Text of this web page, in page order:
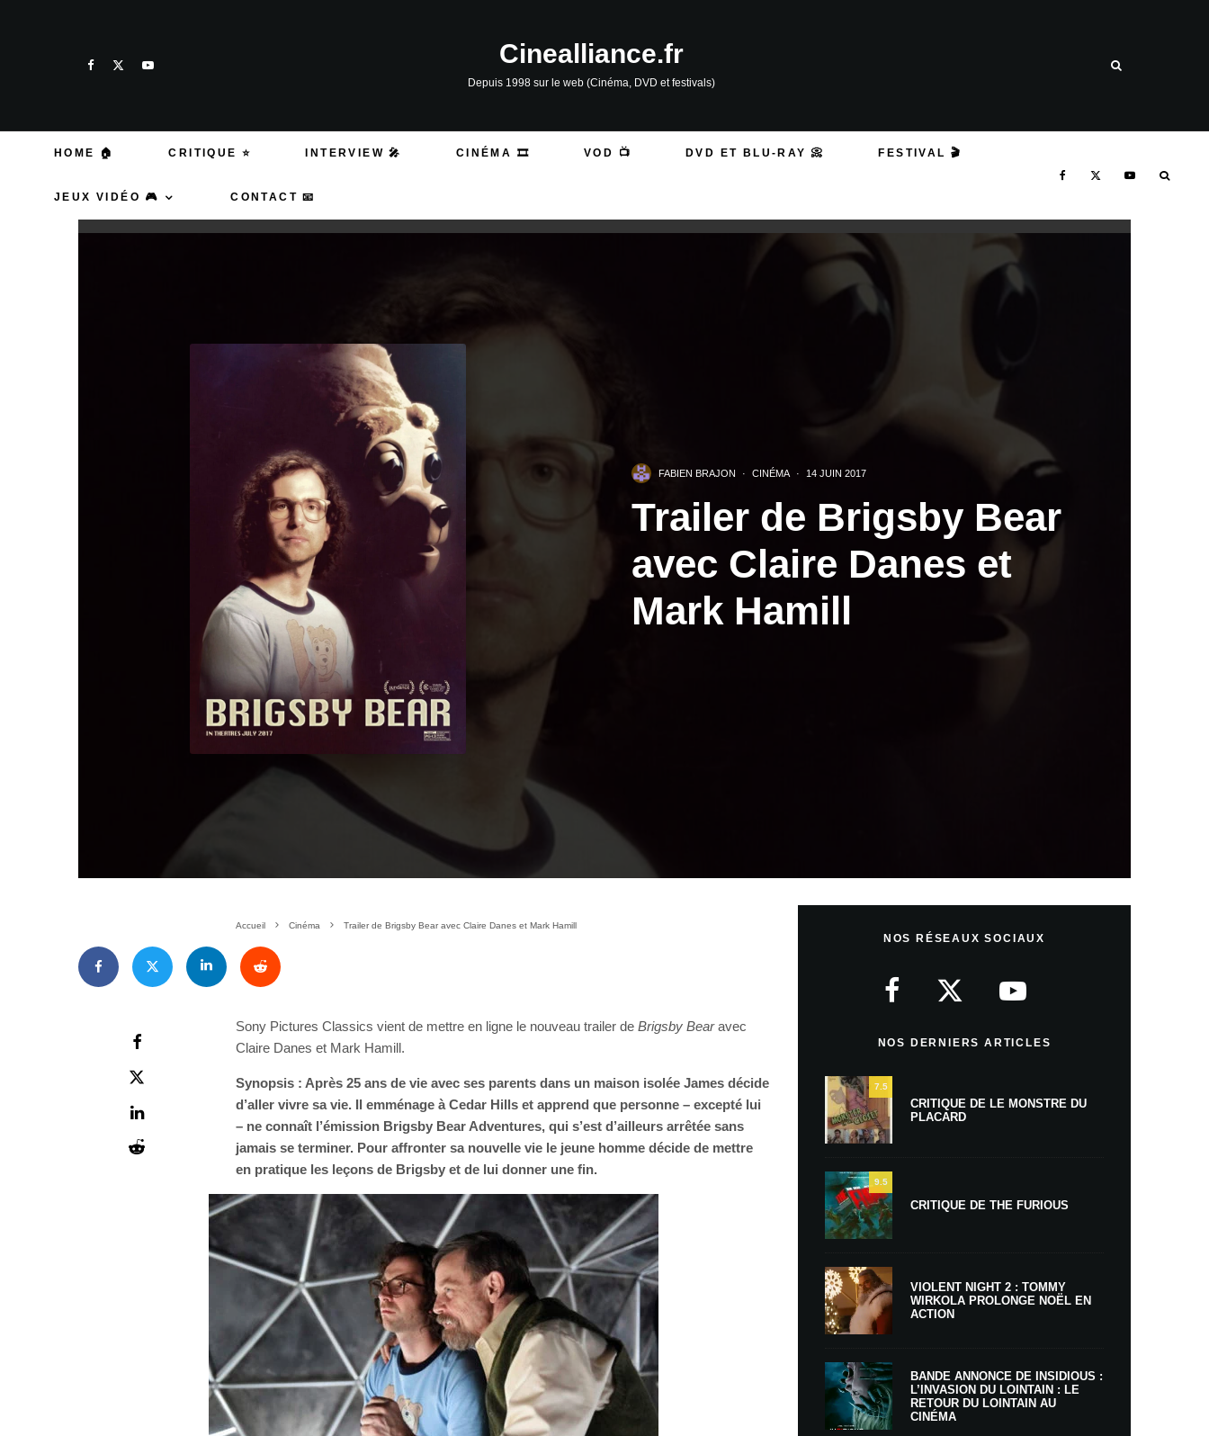
Cinealliance.fr
Depuis 1998 sur le web (Cinéma, DVD et festivals)
HOME 🏠 CRITIQUE ⭐ INTERVIEW 🎤 CINÉMA 🎞️ VOD 📺 DVD ET BLU-RAY 📀 FESTIVAL 🎬
JEUX VIDÉO 🎮 CONTACT 📧
FABIEN BRAJON · CINÉMA · 14 JUIN 2017
Trailer de Brigsby Bear
avec Claire Danes et
Mark Hamill
Accueil Cinéma Trailer de Brigsby Bear avec Claire Danes et Mark Hamill
Sony Pictures Classics vient de mettre en ligne le nouveau trailer de Brigsby Bearavec
Claire Danes et Mark Hamill.
Synopsis : Après 25 ans de vie avec ses parents dans un maison isolée James décide
d’aller vivre sa vie. Il emménage à Cedar Hills et apprend que personne – excepté lui
– ne connaît l’émission Brigsby Bear Adventures, qui s’est d’ailleurs arrêtée sans
jamais se terminer. Pour affronter sa nouvelle vie le jeune homme décide de mettre
en pratique les leçons de Brigsby et de lui donner une fin.
NOS RÉSEAUX SOCIAUX
NOS DERNIERS ARTICLES
7.5
CRITIQUE DE LE MONSTRE DU
PLACARD
9.5
CRITIQUE DE THE FURIOUS
VIOLENT NIGHT 2 : TOMMY
WIRKOLA PROLONGE NOËL EN
ACTION
BANDE ANNONCE DE INSIDIOUS :
L’INVASION DU LOINTAIN : LE
RETOUR DU LOINTAIN AU
CINÉMA